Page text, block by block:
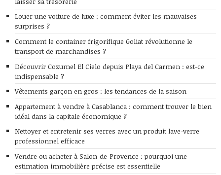
Louer une voiture de luxe : comment éviter les mauvaises
surprises ?
Comment le container frigorifique Goliat révolutionne le
transport de marchandises ?
Découvrir Cozumel El Cielo depuis Playa del Carmen : est-ce
indispensable ?
Vêtements garçon en gros : les tendances de la saison
Appartement à vendre à Casablanca : comment trouver le bien
idéal dans la capitale économique ?
Nettoyer et entretenir ses verres avec un produit lave-verre
professionnel efficace
Vendre ou acheter à Salon-de-Provence : pourquoi une
estimation immobilière précise est essentielle